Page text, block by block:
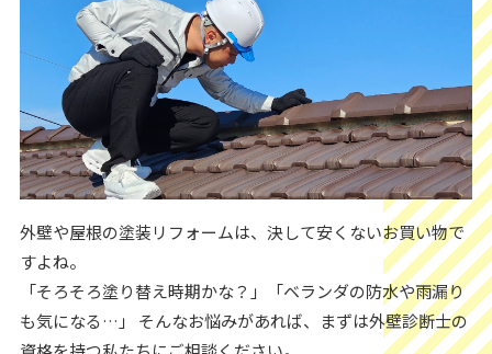
外壁や屋根の塗装リフォームは、決して安くないお買い物で
すよね。
「そろそろ塗り替え時期かな？」「ベランダの防水や雨漏り
も気になる…」 そんなお悩みがあれば、まずは外壁診断士の